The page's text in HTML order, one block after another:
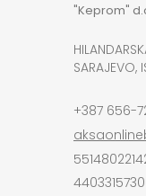
"Keprom"
SARAJEVO,
+387 656-